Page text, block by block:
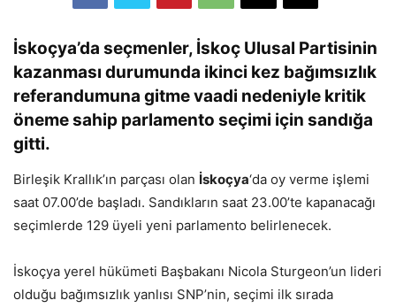
İskoçya’da seçmenler, İskoç Ulusal Partisinin
kazanması durumunda ikinci kez bağımsızlık
referandumuna gitme vaadi nedeniyle kritik
öneme sahip parlamento seçimi için sandığa
gitti.
Birleşik Krallık’ın parçası olan İskoçya‘da oy verme işlemi
saat 07.00’de başladı. Sandıkların saat 23.00’te kapanacağı
seçimlerde 129 üyeli yeni parlamento belirlenecek.
İskoçya yerel hükümeti Başbakanı Nicola Sturgeon’un lideri
olduğu bağımsızlık yanlısı SNP’nin, seçimi ilk sırada